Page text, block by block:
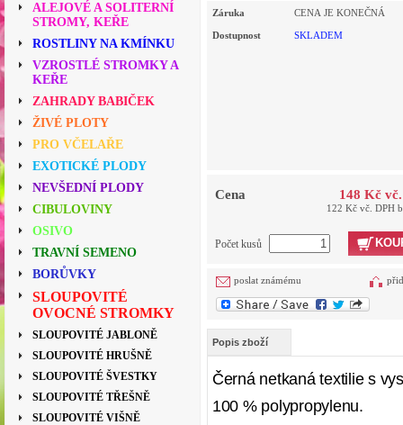
ALEJOVÉ A SOLITERNÍ
STROMY, KEŘE
ROSTLINY NA KMÍNKU
VZROSTLÉ STROMKY A
KEŘE
ZAHRADY BABIČEK
ŽIVÉ PLOTY
PRO VČELAŘE
EXOTICKÉ PLODY
NEVŠEDNÍ PLODY
CIBULOVINY
OSIVO
TRAVNÍ SEMENO
BORŮVKY
SLOUPOVITÉ
OVOCNÉ STROMKY
SLOUPOVITÉ JABLONĚ
SLOUPOVITÉ HRUŠNĚ
SLOUPOVITÉ ŠVESTKY
SLOUPOVITÉ TŘEŠNĚ
SLOUPOVITÉ VIŠNĚ
Záruka CENA JE KONEČNÁ
Dostupnost SKLADEM
Cena 148 Kč
122 Kč vč. DPH
Počet kusů
poslat známému
Popis zboží
Černá netkaná textilie s
100 % polypropylenu.